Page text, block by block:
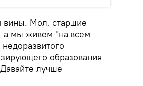
вины. Мол, старшие
а мы живем "на всем
образования
лучше